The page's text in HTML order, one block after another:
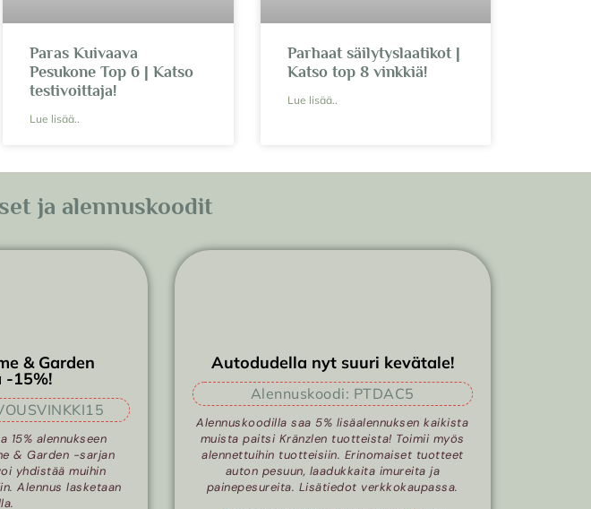
Paras Kuivaava
Pesukone Top 6 | Katso
testivoittaja!
Lue lisää..
Parhaat säilytyslaatikot |
Katso top 8 vinkkiä!
Lue lisää..
ja alennuskoodit
& Garden
-15%!
15% alennukseen
& Garden -sarjan
yhdistää muihin
Alennus lasketaan
Autodudella nyt suuri kevätale!
Alennuskoodi: PTDAC5
Alennuskoodilla saa 5% lisäalennuksen kaikista
muista paitsi Kränzlen tuotteista! Toimii myös
alennettuihin tuotteisiin. Erinomaiset tuotteet
auton pesuun, laadukkaita imureita ja
painepesureita. Lisätiedot verkkokaupassa.